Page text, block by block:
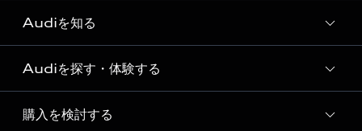
Audiを知る
Audi ブランド
Story of Progress
Audiを探す・体験する
ディーラー検索
購入を検討する